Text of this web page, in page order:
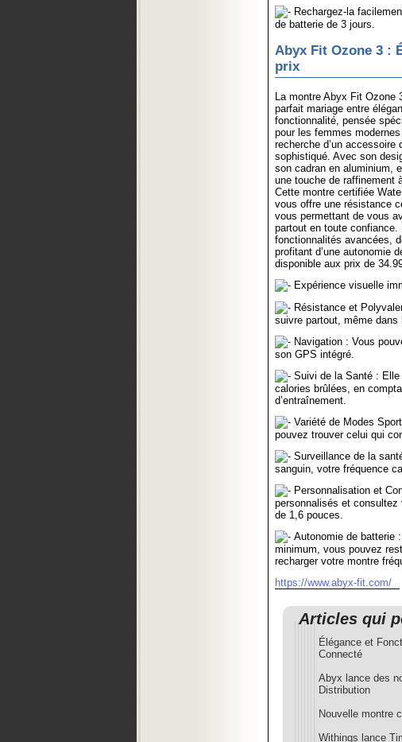
Rechargez-la
de batterie de 3 jours.
Abyx Fit Ozone 3 :
prix
La montre Abyx Fit Ozone
parfait mariage entre
fonctionnalité, pensée
pour les femmes
recherche d’un accessoire
sophistiqué. Avec son
son cadran en aluminium,
une touche de raffinement
Cette montre certifiée
vous offre une résistance
vous permettant de vous
partout en toute
fonctionnalités avancées,
profitant d’une autonomie
disponible aux prix de
Expérience visuelle
Résistance et
suivre partout, même
Navigation : Vous
son GPS intégré.
Suivi de la Santé :
calories brûlées, en
d’entraînement.
Variété de Modes
pouvez trouver celui qui
Surveillance de la
sanguin, votre fréquence
Personnalisation et
personnalisés et
de 1,6 pouces.
Autonomie de batterie
minimum, vous pouvez
recharger votre montre
https://www.abyx-fit.com/
Articles qui
Élégance et
Connecté
Abyx lance des
Distribution
Nouvelle montre
Withings lance